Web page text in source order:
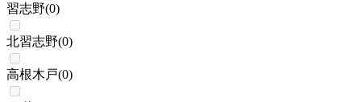
習志野(0)
北習志野(0)
高根木戸(0)